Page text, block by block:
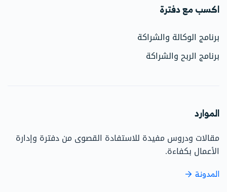
اكسب مع دفترة
برنامج الوكالة والشراكة
برنامج الربح والشراكة
الموارد
مقالات ودروس مفيدة للاستفادة القصوى من دفترة وإدارة
الأعمال بكفاءة.
المدونة